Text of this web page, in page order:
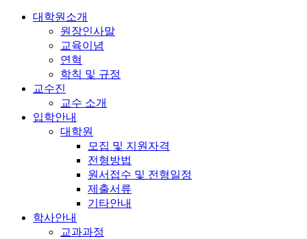
대학원소개
원장인사말
교육이념
연혁
학칙 및 규정
교수진
교수 소개
입학안내
대학원
모집 및 지원자격
전형방법
원서접수 및 전형일정
제출서류
기타안내
학사안내
교과과정